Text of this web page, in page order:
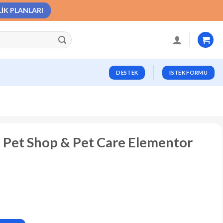
PLANLARI
DESTEK İSTEK FORMU
Shop & Pet Care Elementor